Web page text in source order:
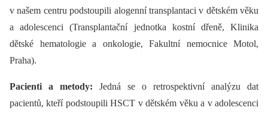
v našem centru podstoupili alogenní transplantaci v dětském věku
a adolescenci (Transplantační jednotka kostní dřeně, Klinika
dětské hematologie a onkologie, Fakultní nemocnice Motol,
Praha).
Pacienti a metody: Jedná se o retrospektivní analýzu dat
pacientů, kteří podstoupili HSCT v dětském věku a v adolescenci